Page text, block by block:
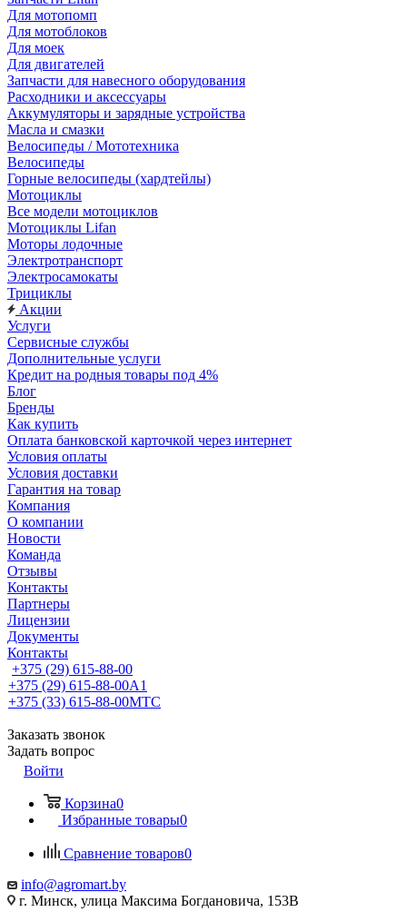
Для мотопомп
Для мотоблоков
Для моек
Для двигателей
Запчасти для навесного оборудования
Расходники и аксессуары
Аккумуляторы и зарядные устройства
Масла и смазки
Велосипеды / Мототехника
Велосипеды
Горные велосипеды (хардтейлы)
Мотоциклы
Все модели мотоциклов
Мотоциклы Lifan
Моторы лодочные
Электротранспорт
Электросамокаты
Трициклы
Акции
Услуги
Сервисные службы
Дополнительные услуги
Кредит на родныя товары под 4%
Блог
Бренды
Как купить
Оплата банковской карточкой через интернет
Условия оплаты
Условия доставки
Гарантия на товар
Компания
О компании
Новости
Команда
Отзывы
Контакты
Партнеры
Лицензии
Документы
Контакты
+375 (29) 615-88-00
+375 (29) 615-88-00A1
+375 (33) 615-88-00МТС
Заказать звонок
Задать вопрос
Войти
Корзина0
Избранные товары0
Сравнение товаров0
info@agromart.by
г. Минск, улица Максима Богдановича, 153В